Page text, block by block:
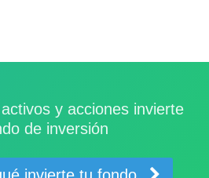
y acciones invierte
de inversión